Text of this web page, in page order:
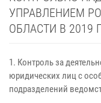
УПРАВЛЕНИЕМ
ОБЛАСТИ В 2019
1. Контроль за
юридических лиц с
подразделений